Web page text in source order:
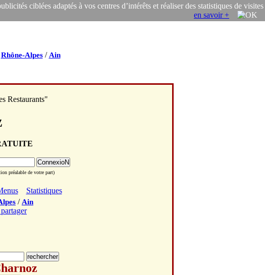
ciblées adaptés à vos centres d’intérêts et réaliser des statistiques de visites
en savoir +
Rhône-Alpes/ Ain
Restaurants"
préalable de votre part)
Statistiques
/ Ain